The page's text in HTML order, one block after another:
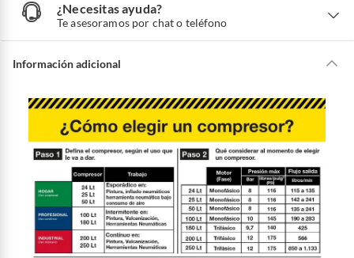
¿Necesitas ayuda?
Te asesoramos por chat o teléfono
N
e
t
y
u
Información adicional